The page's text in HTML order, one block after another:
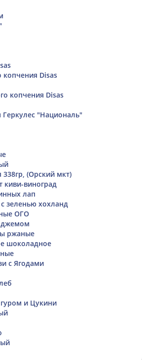
копчения Disas
копчения Disas
"Националь"
(Орский мкт)
киви-виноград
лап
зеленью хохланд
ОГО
джемом
ржаные
шоколадное
с Ягодами
и Цукини